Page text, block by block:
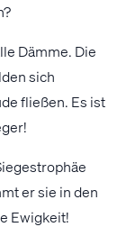
Dämme. Die
sich
fließen. Es ist
er sie in den
Ewigkeit!